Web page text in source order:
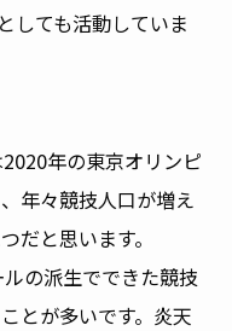
しても活動していま
年の東京オリンピ
年々競技人口が増え
だと思います。
の派生でできた競技
とが多いです。炎天